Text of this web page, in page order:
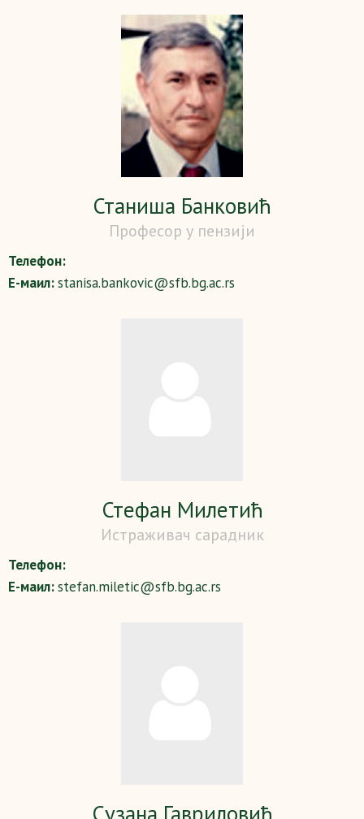
Станиша Банковић
Професор у пензији
Телефон:
Е-маил:stanisa.bankovic@sfb.bg.ac.rs
Стефан Милетић
Истраживач сарадник
Телефон:
Е-маил:stefan.miletic@sfb.bg.ac.rs